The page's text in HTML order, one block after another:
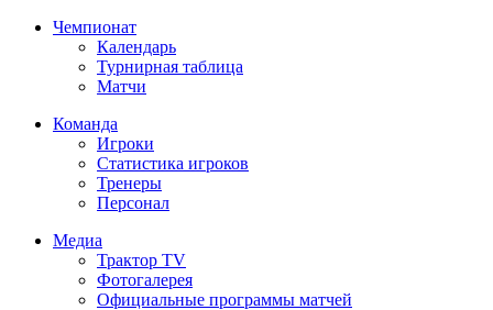
Чемпионат
Календарь
Турнирная таблица
Матчи
Команда
Игроки
Статистика игроков
Тренеры
Персонал
Медиа
Трактор TV
Фотогалерея
Официальные программы матчей